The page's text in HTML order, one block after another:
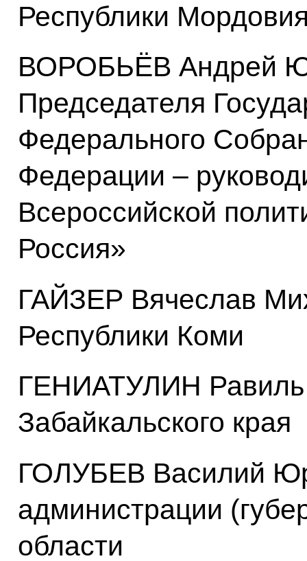
Республики
ВОРОБЬЁВ Андрей
Председателя
Федерального
Федерации –
Всероссийской
Россия»
ГАЙЗЕР Вячеслав
Республики Коми
ГЕНИАТУЛИН Равиль
Забайкальского края
ГОЛУБЕВ Василий
администрации
области